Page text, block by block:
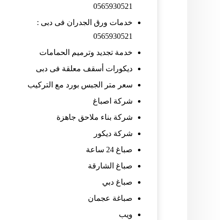
0565930521
خدمات ورق الجدران فى دبى :
0565930521
خدمة تجديد وترميم الحمامات
ديكورات أسقف معلقة فى دبى
سعر متر الجبس بورد مع التركيب
شركة اصباغ
شركة بناء ملاحق جاهزة
شركة ديكور
صباغ 24 ساعة
صباغ الشارقة
صباغ دبي
صباغة عجمان
ويب